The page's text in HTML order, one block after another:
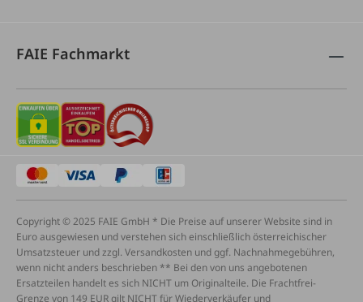
FAIE Fachmarkt
Copyright © 2025 FAIE GmbH * Die Preise auf unserer Website sind in
Euro ausgewiesen und verstehen sich einschließlich österreichischer
Umsatzsteuer und zzgl. Versandkosten und ggf. Nachnahmegebühren,
wenn nicht anders beschrieben ** Bei den von uns angebotenen
Ersatzteilen handelt es sich NICHT um Originalteile. Die Frachtfrei-
Grenze von 149 EUR gilt NICHT für Wiederverkäufer und